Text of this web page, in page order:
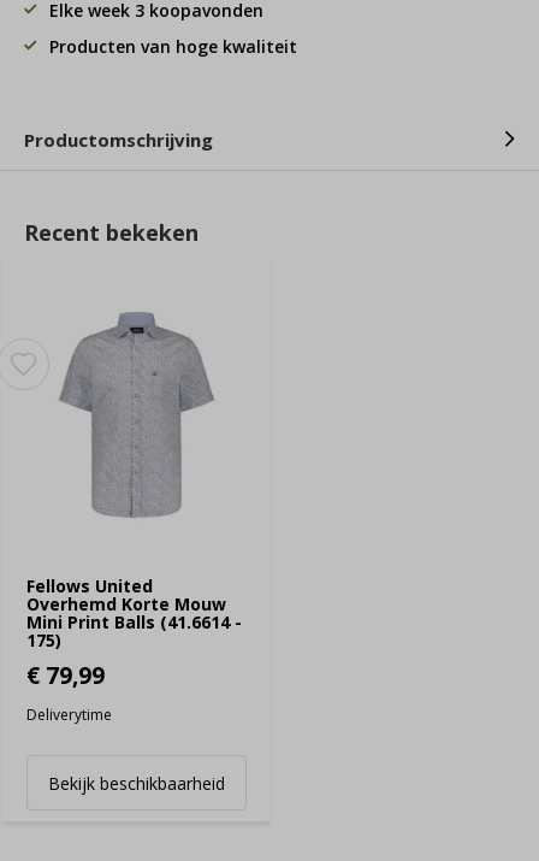
Elke week 3 koopavonden
Producten van hoge kwaliteit
Productomschrijving
Recent bekeken
Fellows United
Overhemd Korte Mouw
Mini Print Balls (41.6614 -
175)
€ 79,99
Deliverytime
Bekijk beschikbaarheid